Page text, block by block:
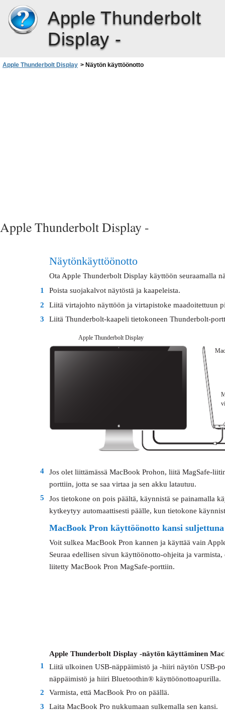
Apple Thunderbolt
Display -
Apple Thunderbolt Display > Näytön käyttöönotto
Apple Thunderbolt Display -
Näytön käyttöönotto
Ota Apple Thunderbolt Display käyttöön seuraamalla
1
Poista suojakalvot näytöstä ja kaapeleista.
2
Liitä virtajohto näyttöön ja virtapistoke maadoitettuun
3
Liitä Thunderbolt-kaapeli tietokoneen Thunderbolt-
Apple Thunderbolt Display
4
Jos olet liittämässä MacBook Prohon, liitä MagSafe-
porttiin, jotta se saa virtaa ja sen akku latautuu.
5
Jos tietokone on pois päältä, käynnistä se painamalla
kytkeytyy automaattisesti päälle, kun tietokone
MacBook Pron käyttöönotto kansi suljettuna
Voit sulkea MacBook Pron kannen ja käyttää vain
Seuraa edellisen sivun käyttöönotto-ohjeita ja
liitetty MacBook Pron MagSafe-porttiin.
Apple Thunderbolt Display -näytön käyttäminen
1
Liitä ulkoinen USB-näppäimistö ja -hiiri näytön USB-
näppäimistö ja hiiri Bluetoothin® käyttöönottoapurilla.
2
Varmista, että MacBook Pro on päällä.
3
Laita MacBook Pro nukkumaan sulkemalla sen kansi.